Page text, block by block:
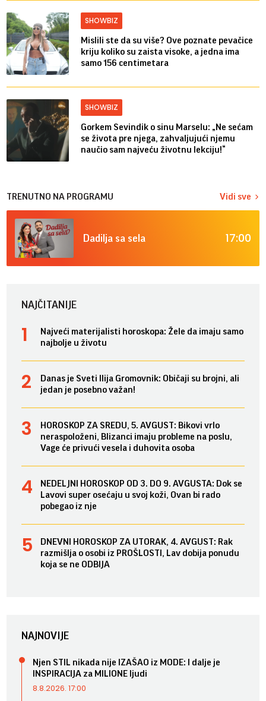
SHOWBIZ
Mislili ste da su više? Ove poznate pevačice
kriju koliko su zaista visoke, a jedna ima
samo 156 centimetara
SHOWBIZ
Gorkem Sevindik o sinu Marselu: „Ne sećam
se života pre njega, zahvaljujući njemu
naučio sam najveću životnu lekciju!“
TRENUTNO NA PROGRAMU Vidi sve
Dadilja sa sela 17:00
NAJČITANIJE
Najveći materijalisti horoskopa: Žele da imaju samo
najbolje u životu
Danas je Sveti Ilija Gromovnik: Običaji su brojni, ali
jedan je posebno važan!
HOROSKOP ZA SREDU, 5. AVGUST: Bikovi vrlo
neraspoloženi, Blizanci imaju probleme na poslu,
Vage će privući vesela i duhovita osoba
NEDELJNI HOROSKOP OD 3. DO 9. AVGUSTA: Dok se
Lavovi super osećaju u svoj koži, Ovan bi rado
pobegao iz nje
DNEVNI HOROSKOP ZA UTORAK, 4. AVGUST: Rak
razmišlja o osobi iz PROŠLOSTI, Lav dobija ponudu
koja se ne ODBIJA
NAJNOVIJE
Njen STIL nikada nije IZAŠAO iz MODE: I dalje je
INSPIRACIJA za MILIONE ljudi
8.8.2026. 17:00